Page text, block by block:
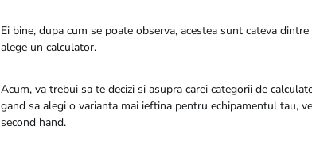
Ei bine, dupa cum se poate observa, acestea sunt cateva
alege un calculator.
Acum, va trebui sa te decizi si asupra carei categorii de
gand sa alegi o varianta mai ieftina pentru echipamentul tau,
second hand.